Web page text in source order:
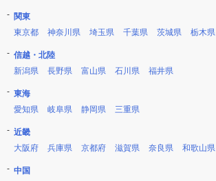
関東
東京都
神奈川県 埼玉県 千葉県 茨城県 栃木県
信越・北陸
新潟県
長野県 富山県 石川県 福井県
東海
愛知県
岐阜県 静岡県 三重県
近畿
大阪府
兵庫県 京都府 滋賀県 奈良県 和歌山県
中国